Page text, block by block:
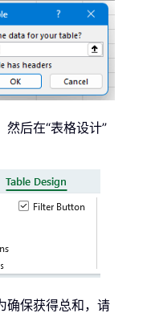
后在“表格设计”
确保获得总和，请